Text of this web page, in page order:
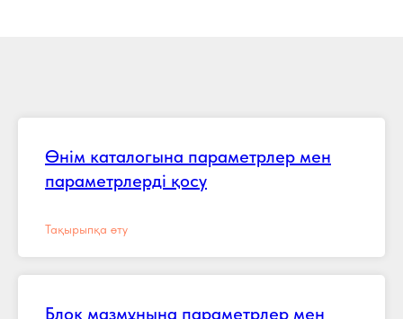
Өнім каталогына параметрлер мен
параметрлерді қосу
Тақырыпқа өту
Блок мазмұнына параметрлер мен